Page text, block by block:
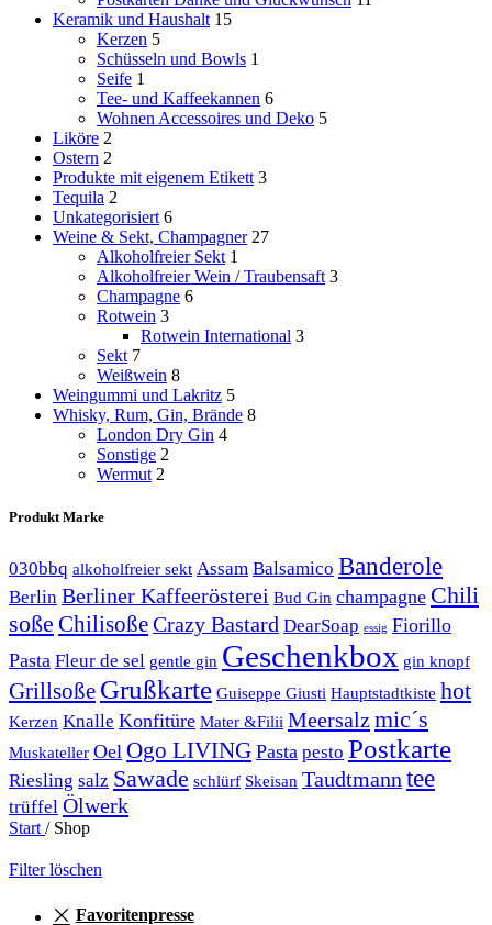
Keramik und Haushalt 15
Kerzen 5
Schüsseln und Bowls 1
Seife 1
Tee- und Kaffeekannen 6
Wohnen Accessoires und Deko 5
Liköre 2
Ostern 2
Produkte mit eigenem Etikett 3
Tequila 2
Unkategorisiert 6
Weine & Sekt, Champagner 27
Alkoholfreier Sekt 1
Alkoholfreier Wein / Traubensaft 3
Champagne 6
Rotwein 3
Rotwein International 3
Sekt 7
Weißwein 8
Weingummi und Lakritz 5
Whisky, Rum, Gin, Brände 8
London Dry Gin 4
Sonstige 2
Wermut 2
Produkt Marke
030bbq alkoholfreier sekt Assam Balsamico Banderole
Berlin Berliner Kaffeerösterei Bud Gin champagne Chili
soße ChilisoßeCrazy Bastard DearSoap essig Fiorillo
Pasta Fleur de sel gentle gin Geschenkbox gin knopf
Grillsoße Grußkarte Guiseppe Giusti Hauptstadtkiste hot
Kerzen Knalle Konfitüre Mater &Filii Meersalzmic´s
Muskateller Oel Ogo LIVING Pasta pesto Postkarte
Riesling salz Sawade schlürf Skeisan Taudtmann tee
trüffel Ölwerk
Start / Shop
Filter löschen
Favoritenpresse